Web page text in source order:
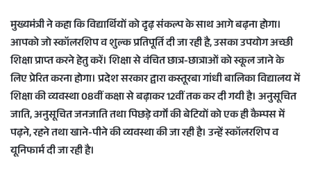
मुख्यमंत्री ने कहा कि विद्यार्थियों को दृढ़ संकल्प के साथ आगे बढ़ना होगा।
आपको जो स्कॉलरशिप व शुल्क प्रतिपूर्ति दी जा रही है, उसका उपयोग अच्छी
शिक्षा प्राप्त करने हेतु करें। शिक्षा से वंचित छात्र-छात्राओं को स्कूल जाने के
लिए प्रेरित करना होगा। प्रदेश सरकार द्वारा कस्तूरबा गांधी बालिका विद्यालय में
शिक्षा की व्यवस्था 08वीं कक्षा से बढ़ाकर 12वीं तक कर दी गयी है। अनुसूचित
जाति, अनुसूचित जनजाति तथा पिछड़े वर्गों की बेटियों को एक ही कैम्पस में
पढ़ने, रहने तथा खाने-पीने की व्यवस्था की जा रही है। उन्हें स्कॉलरशिप व
यूनिफार्म दी जा रही है।